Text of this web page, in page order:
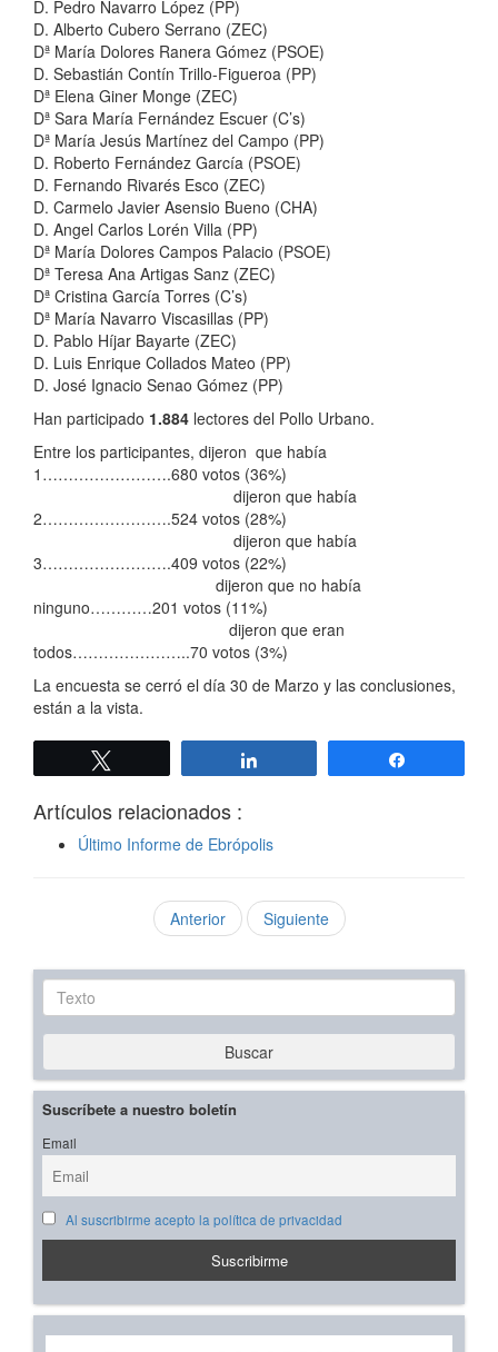
D. Pedro Navarro López (PP)
D. Alberto Cubero Serrano (ZEC)
Dª María Dolores Ranera Gómez (PSOE)
D. Sebastián Contín Trillo-Figueroa (PP)
Dª Elena Giner Monge (ZEC)
Dª Sara María Fernández Escuer (C’s)
Dª María Jesús Martínez del Campo (PP)
D. Roberto Fernández García (PSOE)
D. Fernando Rivarés Esco (ZEC)
D. Carmelo Javier Asensio Bueno (CHA)
D. Angel Carlos Lorén Villa (PP)
Dª María Dolores Campos Palacio (PSOE)
Dª Teresa Ana Artigas Sanz (ZEC)
Dª Cristina García Torres (C’s)
Dª María Navarro Viscasillas (PP)
D. Pablo Híjar Bayarte (ZEC)
D. Luis Enrique Collados Mateo (PP)
D. José Ignacio Senao Gómez (PP)
Han participado 1.884 lectores del Pollo Urbano.
Entre los participantes, dijeron que había
1…………………….680 votos (36%)
dijeron que había
2…………………….524 votos (28%)
dijeron que había
3…………………….409 votos (22%)
dijeron que no había
ninguno…………201 votos (11%)
dijeron que eran
todos…………………..70 votos (3%)
La encuesta se cerró el día 30 de Marzo y las conclusiones,
están a la vista.
Artículos relacionados :
Último Informe de Ebrópolis
Anterior Siguiente
Texto
Buscar
Suscríbete a nuestro boletín
Email
Al suscribirme acepto la política de privacidad